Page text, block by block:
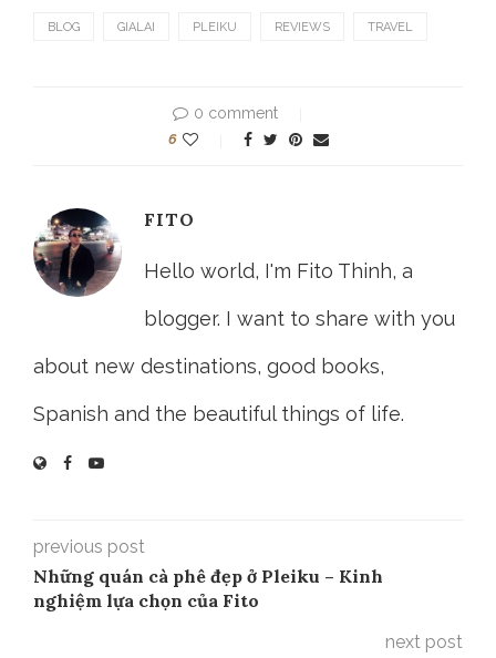
BLOG GIALAI PLEIKU REVIEWS TRAVEL
0 comment
6
FITO
Hello world, I'm Fito Thinh, a
blogger. I want to share with you
about new destinations, good books,
Spanish and the beautiful things of life.
previous post
Những quán cà phê đẹp ở Pleiku – Kinh
nghiệm lựa chọn của Fito
next post